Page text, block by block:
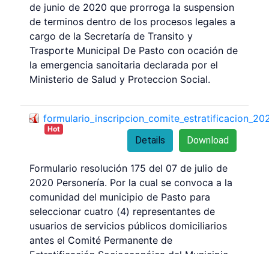
de junio de 2020 que prorroga la suspension
de terminos dentro de los procesos legales a
cargo de la Secretaría de Transito y
Trasporte Municipal De Pasto con ocación de
la emergencia sanoitaria declarada por el
Ministerio de Salud y Proteccion Social.
Hot
Download
Details
Formulario resolución 175 del 07 de julio de
2020 Personería. Por la cual se convoca a la
comunidad del municipio de Pasto para
seleccionar cuatro (4) representantes de
usuarios de servicios públicos domiciliarios
antes el Comité Permanente de